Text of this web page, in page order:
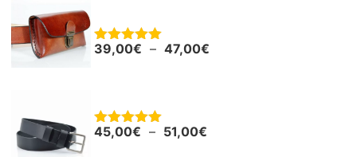
Note5.00
39,00€ – 47,00€
Note5.00
45,00€ – 51,00€